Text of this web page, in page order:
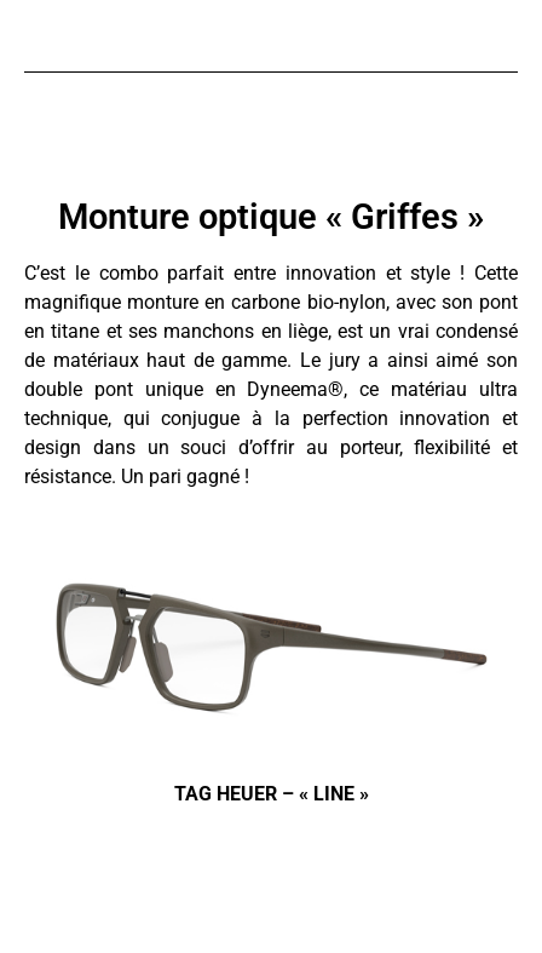
Monture optique « Griffes »
C’est le combo parfait entre innovation et style ! Cette
magnifique monture en carbone bio-nylon, avec son pont
en titane et ses manchons en liège, est un vrai condensé
de matériaux haut de gamme. Le jury a ainsi aimé son
double pont unique en Dyneema®, ce matériau ultra
technique, qui conjugue à la perfection innovation et
design dans un souci d’offrir au porteur, flexibilité et
résistance. Un pari gagné !
TAG HEUER – « LINE »